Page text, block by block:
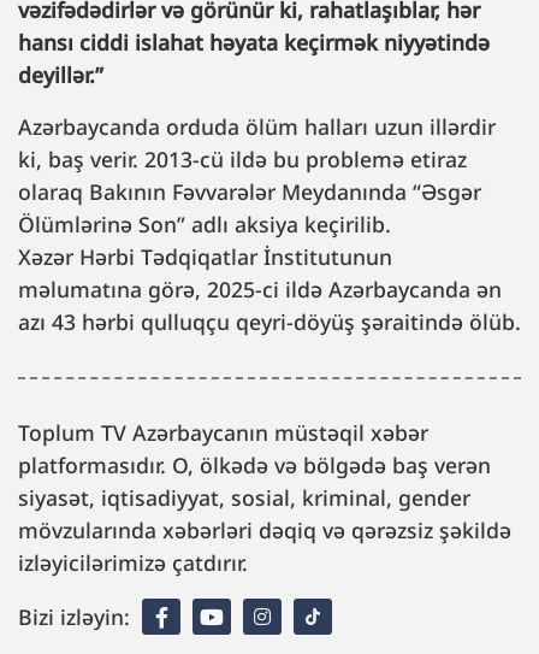
vəzifədədirlər və görünür ki, rahatlaşıblar, hər
hansı ciddi islahat həyata keçirmək niyyətində
deyillər.”
Azərbaycanda orduda ölüm halları uzun illərdir
ki, baş verir. 2013-cü ildə bu problemə etiraz
olaraq Bakının Fəvvarələr Meydanında “Əsgər
Ölümlərinə Son” adlı aksiya keçirilib.
Xəzər Hərbi Tədqiqatlar İnstitutunun
məlumatına görə, 2025-ci ildə Azərbaycanda ən
azı 43 hərbi qulluqçu qeyri-döyüş şəraitində ölüb.
Toplum TV Azərbaycanın müstəqil xəbər
platformasıdır. O, ölkədə və bölgədə baş verən
siyasət, iqtisadiyyat, sosial, kriminal, gender
mövzularında xəbərləri dəqiq və qərəzsiz şəkildə
izləyicilərimizə çatdırır.
Bizi izləyin: